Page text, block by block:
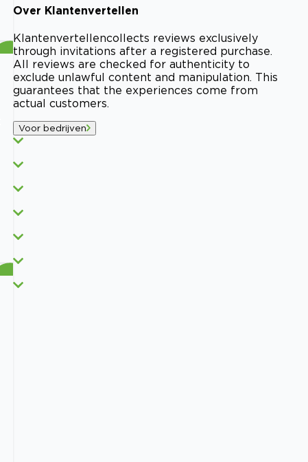
Over Klantenvertellen
Klantenvertellencollects reviews exclusively
through invitations after a registered purchase.
All reviews are checked for authenticity to
exclude unlawful content and manipulation. This
guarantees that the experiences come from
actual customers.
Voor bedrijven